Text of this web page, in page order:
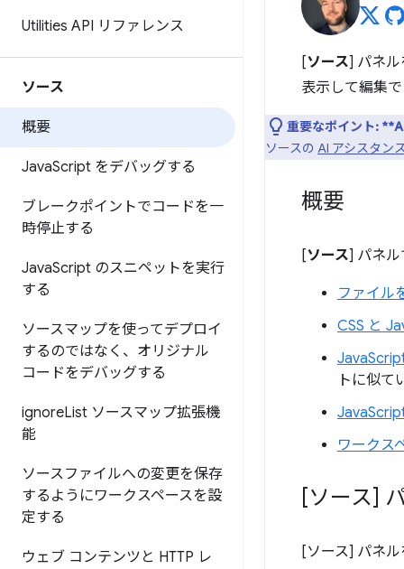
Utilities API リファレンス
ソース
概要
JavaScript をデバッグする
ブレークポイントでコードを一
時停止する
JavaScript のスニペットを実行
する
ソースマップを使ってデプロイ
するのではなく、オリジナル
コードをデバッグする
ignoreList ソースマップ拡張機
能
ソースファイルへの変更を保存
するようにワークスペースを設
定する
ウェブ コンテンツと HTTP レ
[ソース] パネ
表示して編集
重要なポイント:
ソースの AI アシスタン
概要
[ソース] パネ
ファイル
CSS と
トに似て
ワークス
[ソース]
[ソース] パネ